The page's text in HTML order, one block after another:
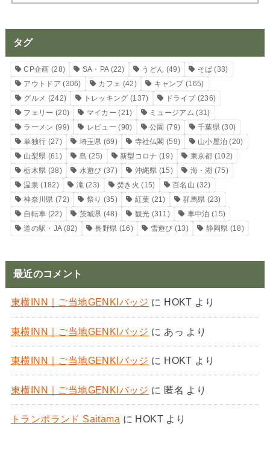
タグ
CP企画 (28) SA・PA(22) うどん (49) そば (33)
アウトドア (306) カフェ (42) キャンプ(165)
グルメ (242) トレッキング (137) ドライブ (236)
フェリー (20) マイカー (21) ミュージアム (31)
ラーメン (99) レビュー (90) 公園 (79) 千葉県(30)
単独行 (27) 埼玉県 (69) 寺社仏閣 (59) 山小屋泊 (20)
山梨県 (61) 島 (25) 新型コロナ (19) 東京都 (102)
栃木県 (38) 水遊び (37) 沖縄県 (15) 海・湖 (75)
温泉 (182) 滝(23) 焚き火 (15) 百名山 (32)
神奈川県 (72) 祭り (35) 紅葉 (21) 群馬県 (23)
自転車 (22) 茨城県 (48) 観光 (311) 車中泊 (15)
道の駅・JA(82) 長野県 (16) 雪遊び (13) 静岡県 (18)
最近のコメント
東横INN｜ご当地GENKIバッジ に HOKT より
東横INN｜ご当地GENKIバッジ に あっ より
東横INN｜ご当地GENKIバッジ に HOKT より
東横INN｜ご当地GENKIバッジ に 匿名 より
トランポランド Saitama に HOKT より